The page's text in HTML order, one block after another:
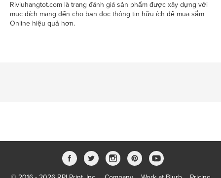
Riviuhangtot.com là trang đánh giá sản phẩm được xây dựng với
mục đích mang đến cho bạn đọc thông tin hữu ích để mua sắm
Online hiệu quả hơn.